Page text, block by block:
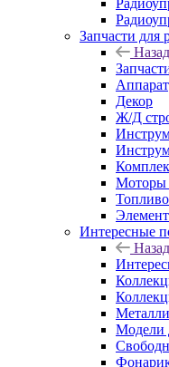
Запчасти для
Назад
Декор
Ж/Д
Моторы
Интересные
Назад
Модели